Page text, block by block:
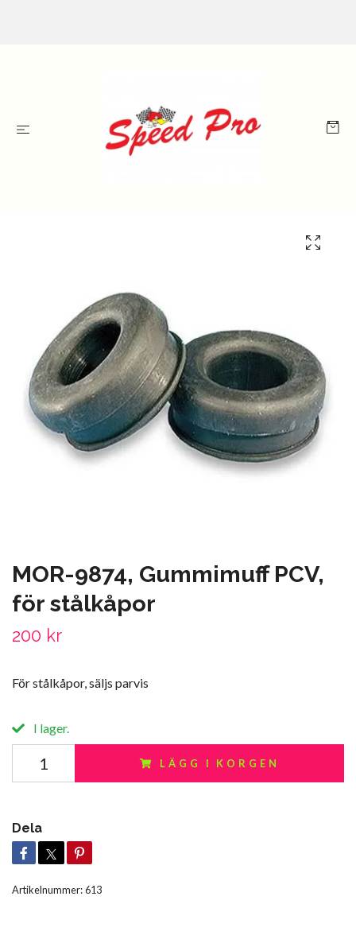
MOR-9874, Gummimuff PCV,
för stålkåpor
200 kr
För stålkåpor, säljs parvis
I lager.
LÄGG I KORGEN
Dela
Artikelnummer:613